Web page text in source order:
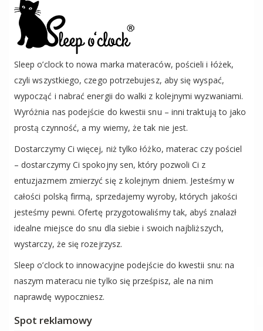
Sleep o’clock to nowa marka materaców, pościeli i łóżek,
czyli wszystkiego, czego potrzebujesz, aby się wyspać,
wypocząć i nabrać energii do walki z kolejnymi wyzwaniami.
Wyróżnia nas podejście do kwestii snu – inni traktują to jako
prostą czynność, a my wiemy, że tak nie jest.
Dostarczymy Ci więcej, niż tylko łóżko, materac czy pościel
– dostarczymy Ci spokojny sen, który pozwoli Ci z
entuzjazmem zmierzyć się z kolejnym dniem. Jesteśmy w
całości polską firmą, sprzedajemy wyroby, których jakości
jesteśmy pewni. Ofertę przygotowaliśmy tak, abyś znalazł
idealne miejsce do snu dla siebie i swoich najbliższych,
wystarczy, że się rozejrzysz.
Sleep o’clock to innowacyjne podejście do kwestii snu: na
naszym materacu nie tylko się prześpisz, ale na nim
naprawdę wypoczniesz.
Spot reklamowy